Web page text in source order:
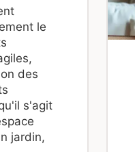
le
des
s'agit
jardin,